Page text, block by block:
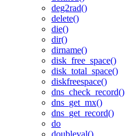
deg2rad()
delete()
die()
dir()
dirname()
disk_free_space()
disk_total_space()
diskfreespace()
dns_check_record()
dns_get_mx()
dns_get_record()
do
doubleval()